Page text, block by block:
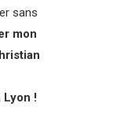
sans
mon
!